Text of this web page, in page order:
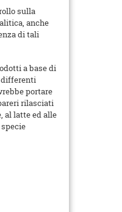
sulla
anche
di tali
a base di
differenti
portare
rilasciati
al latte ed alle